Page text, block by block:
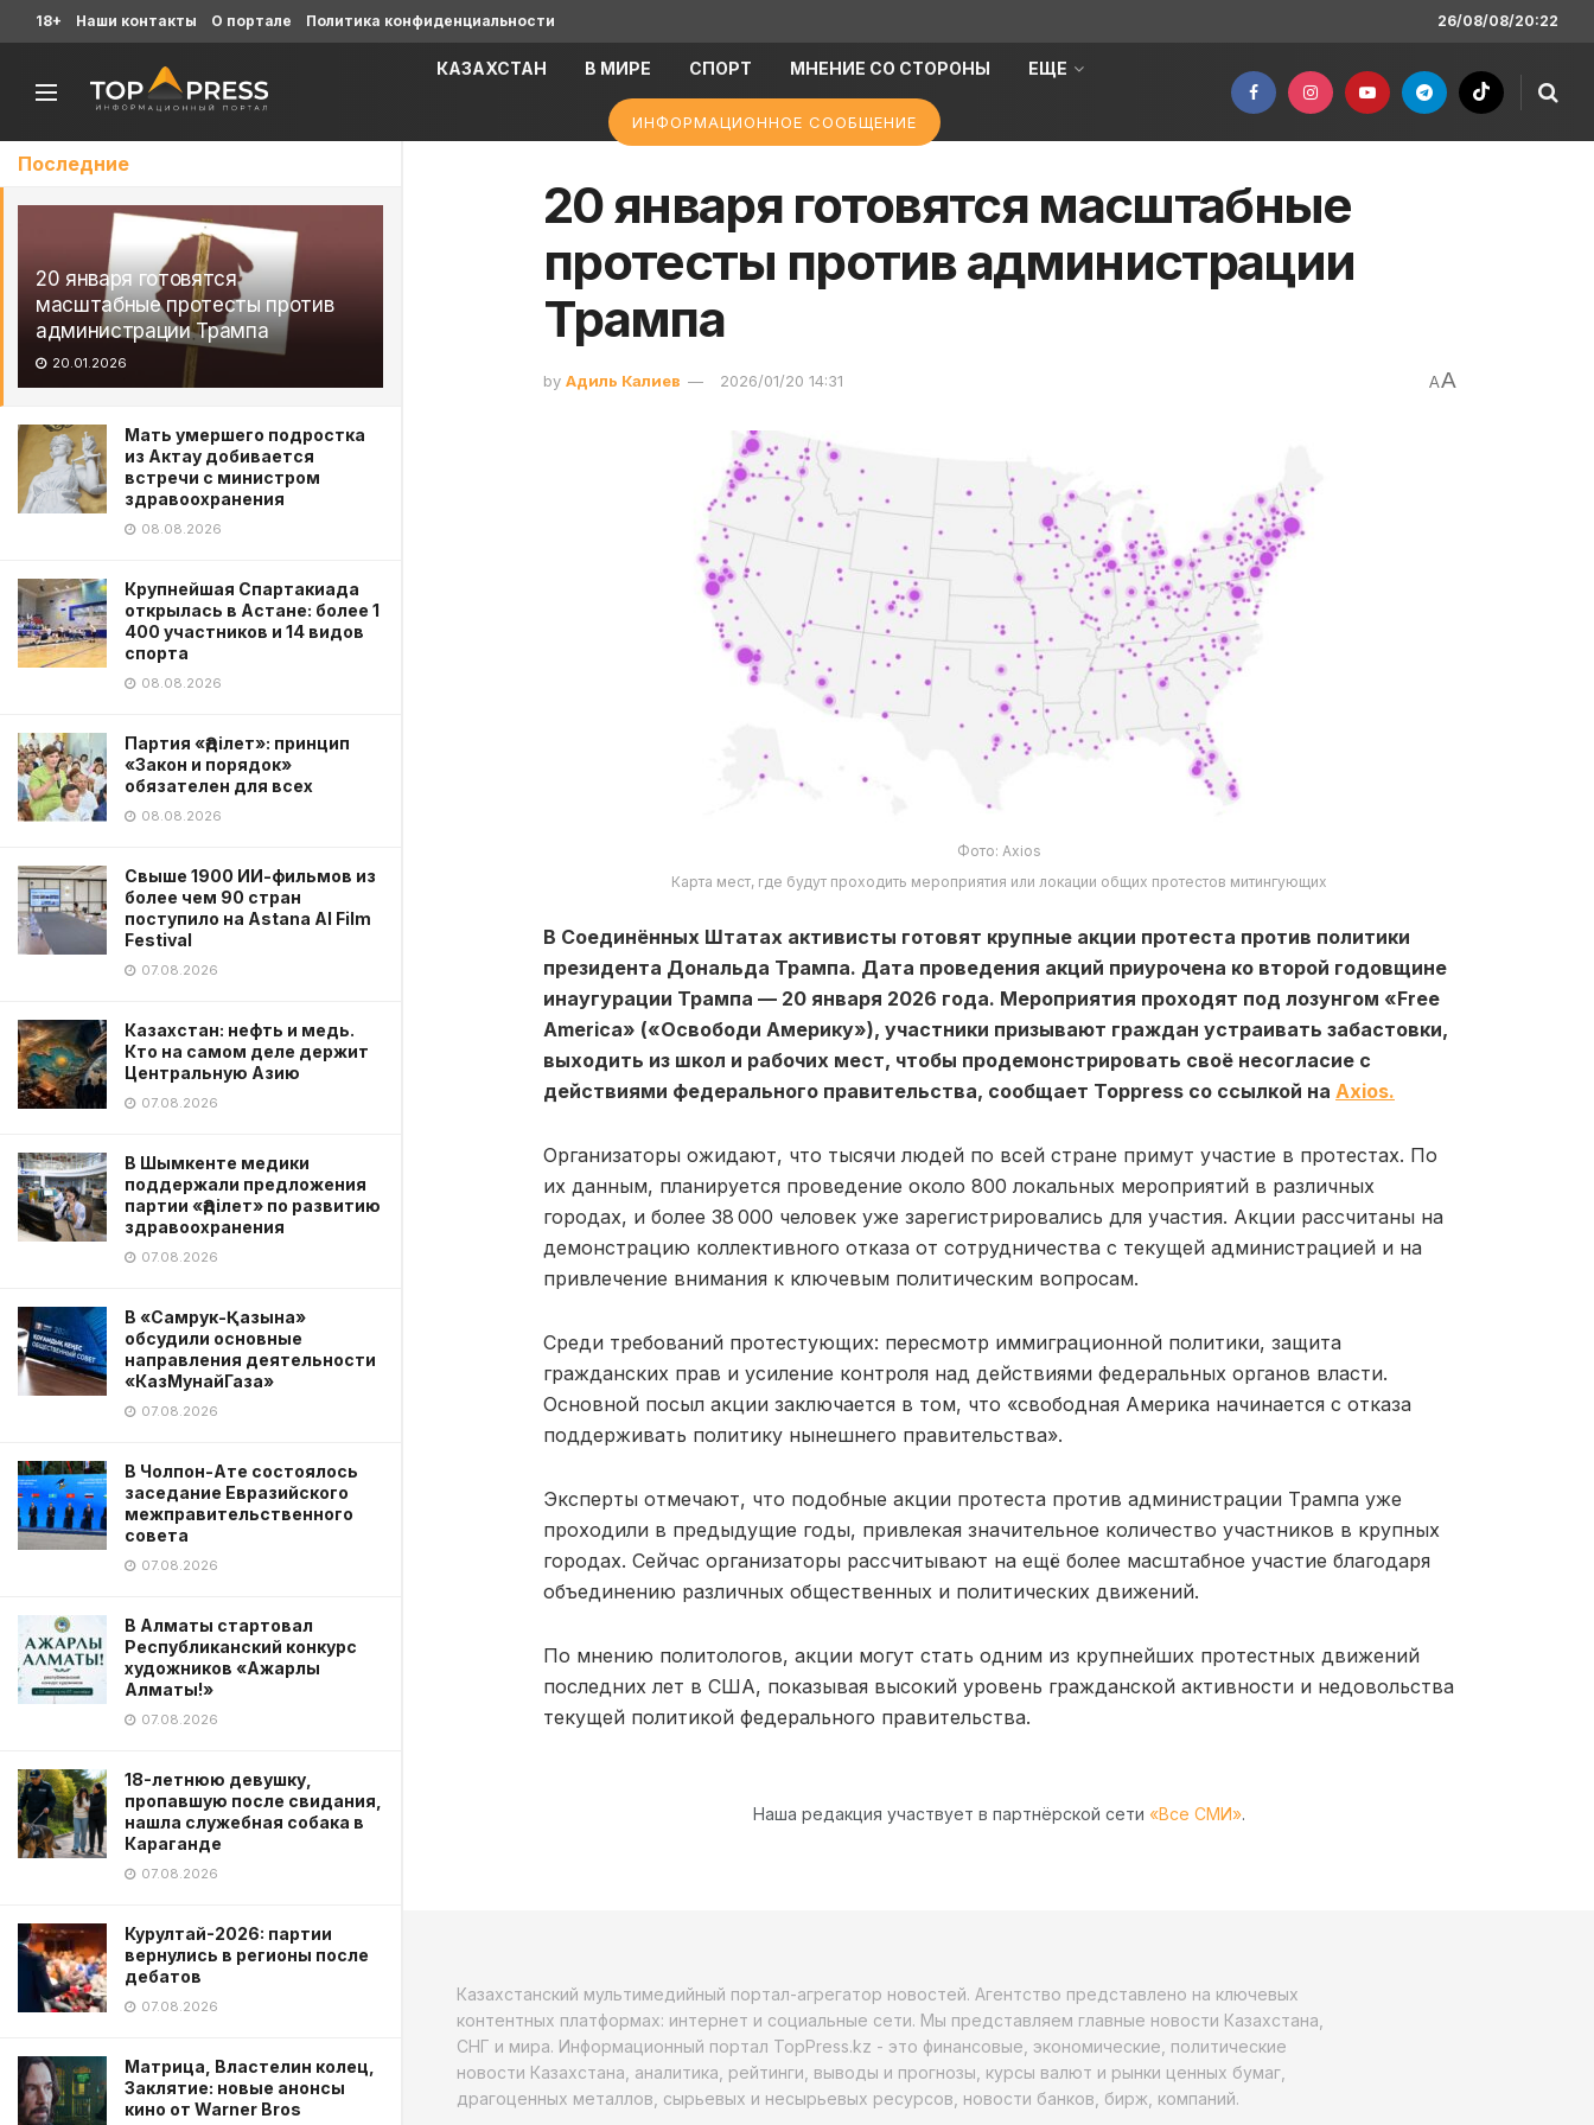
Последние
20 января готовятся
масштабные протесты против
администрации Трампа
20.01.2026
Мать умершего подростка
из Актау добивается
встречи с министром
здравоохранения
08.08.2026
Крупнейшая Спартакиада
открылась в Астане: более 1
400 участников и 14 видов
спорта
08.08.2026
Партия «Әділет»: принцип
«Закон и порядок»
обязателен для всех
08.08.2026
Свыше 1900 ИИ-фильмов из
более чем 90 стран
поступило на Astana AI Film
Festival
07.08.2026
Казахстан: нефть и медь.
Кто на самом деле держит
Центральную Азию
07.08.2026
В Шымкенте медики
поддержали предложения
партии «Әділет» по развитию
здравоохранения
07.08.2026
В «Самрук-Қазына»
обсудили основные
направления деятельности
«КазМунайГаза»
07.08.2026
В Чолпон-Ате состоялось
заседание Евразийского
межправительственного
совета
07.08.2026
В Алматы стартовал
Республиканский конкурс
художников «Ажарлы
Алматы!»
07.08.2026
18-летнюю девушку,
пропавшую после свидания,
нашла служебная собака в
Караганде
07.08.2026
Курултай-2026: партии
вернулись в регионы после
дебатов
07.08.2026
Матрица, Властелин колец,
Заклятие: новые анонсы
кино от Warner Bros
18+ Наши контакты О портале Политика конфиденциальности 26/08/08/20:22
КАЗАХСТАН В МИРЕ СПОРТ МНЕНИЕ СО СТОРОНЫ ЕЩЕ
ИНФОРМАЦИОННОЕ СООБЩЕНИЕ
20 января готовятся масштабные
протесты против администрации
Трампа
by Адиль Калиев 2026/01/20 14:31 AA
Фото: Axios
Карта мест, где будут проходить мероприятия или локации общих протестов митингующих
В Соединённых Штатах активисты готовят крупные акции протеста против политики
президента Дональда Трампа. Дата проведения акций приурочена ко второй годовщине
инаугурации Трампа — 20 января 2026 года. Мероприятия проходят под лозунгом «Free
America» («Освободи Америку»), участники призывают граждан устраивать забастовки,
выходить из школ и рабочих мест, чтобы продемонстрировать своё несогласие с
действиями федерального правительства, сообщает Toppress со ссылкой на Axios.
Организаторы ожидают, что тысячи людей по всей стране примут участие в протестах. По
их данным, планируется проведение около 800 локальных мероприятий в различных
городах, и более 38 000 человек уже зарегистрировались для участия. Акции рассчитаны на
демонстрацию коллективного отказа от сотрудничества с текущей администрацией и на
привлечение внимания к ключевым политическим вопросам.
Среди требований протестующих: пересмотр иммиграционной политики, защита
гражданских прав и усиление контроля над действиями федеральных органов власти.
Основной посыл акции заключается в том, что «свободная Америка начинается с отказа
поддерживать политику нынешнего правительства».
Эксперты отмечают, что подобные акции протеста против администрации Трампа уже
проходили в предыдущие годы, привлекая значительное количество участников в крупных
городах. Сейчас организаторы рассчитывают на ещё более масштабное участие благодаря
объединению различных общественных и политических движений.
По мнению политологов, акции могут стать одним из крупнейших протестных движений
последних лет в США, показывая высокий уровень гражданской активности и недовольства
текущей политикой федерального правительства.
Наша редакция участвует в партнёрской сети «Все СМИ».
Казахстанский мультимедийный портал-агрегатор новостей. Агентство представлено на ключевых
контентных платформах: интернет и социальные сети. Мы представляем главные новости Казахстана,
СНГ и мира. Информационный портал TopPress.kz - это финансовые, экономические, политические
новости Казахстана, аналитика, рейтинги, выводы и прогнозы, курсы валют и рынки ценных бумаг,
драгоценных металлов, сырьевых и несырьевых ресурсов, новости банков, бирж, компаний.